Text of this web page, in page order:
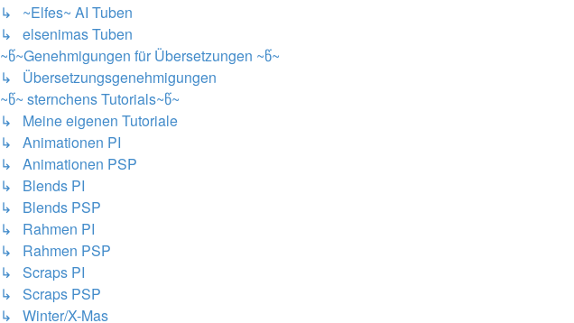
↳ ~Elfes~ AI Tuben
↳ elsenimas Tuben
~წ~Genehmigungen für Übersetzungen ~წ~
↳ Übersetzungsgenehmigungen
~წ~ sternchens Tutorials~წ~
↳ Meine eigenen Tutoriale
↳ Animationen PI
↳ Animationen PSP
↳ Blends PI
↳ Blends PSP
↳ Rahmen PI
↳ Rahmen PSP
↳ Scraps PI
↳ Scraps PSP
↳ Winter/X-Mas